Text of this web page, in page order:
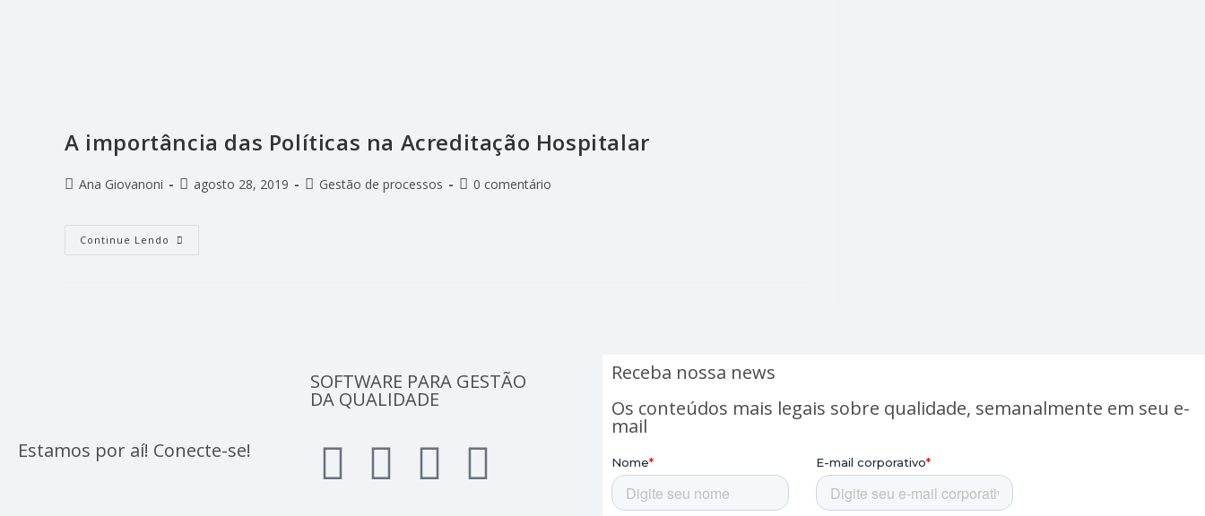
A importância das Políticas na Acreditação Hospitalar
Ana Giovanoni agosto 28, 2019 Gestão de processos 0 comentário
Continue Lendo
SOFTWARE PARA GESTÃO
DA QUALIDADE
Estamos por aí! Conecte-se!
Receba nossa news
Os conteúdos mais legais sobre qualidade, semanalmente em seu e-
mail